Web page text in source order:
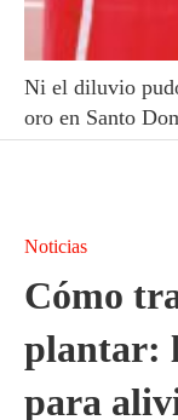
Ni el diluvio
oro en Santo